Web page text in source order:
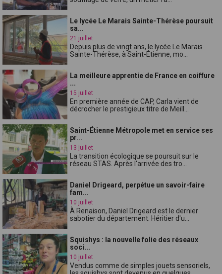
Le lycée Le Marais Sainte-Thérèse poursuit
sa...
21 juillet
Depuis plus de vingt ans, le lycée Le Marais
Sainte-Thérèse, à Saint-Étienne, mo...
La meilleure apprentie de France en coiffure
...
15 juillet
En première année de CAP, Carla vient de
décrocher le prestigieux titre de Meill...
Saint-Étienne Métropole met en service ses
pr...
13 juillet
La transition écologique se poursuit sur le
réseau STAS. Après l'arrivée des tro...
Daniel Drigeard, perpétue un savoir-faire
fam...
10 juillet
À Renaison, Daniel Drigeard est le dernier
sabotier du département. Héritier d'u...
Squishys : la nouvelle folie des réseaux
soci...
10 juillet
Vendus comme de simples jouets sensoriels,